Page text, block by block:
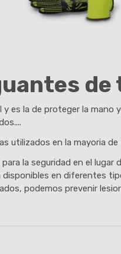
es la de proteger la mano
utilizados en la mayoria
la seguridad en el
en diferentes
podemos prevenir